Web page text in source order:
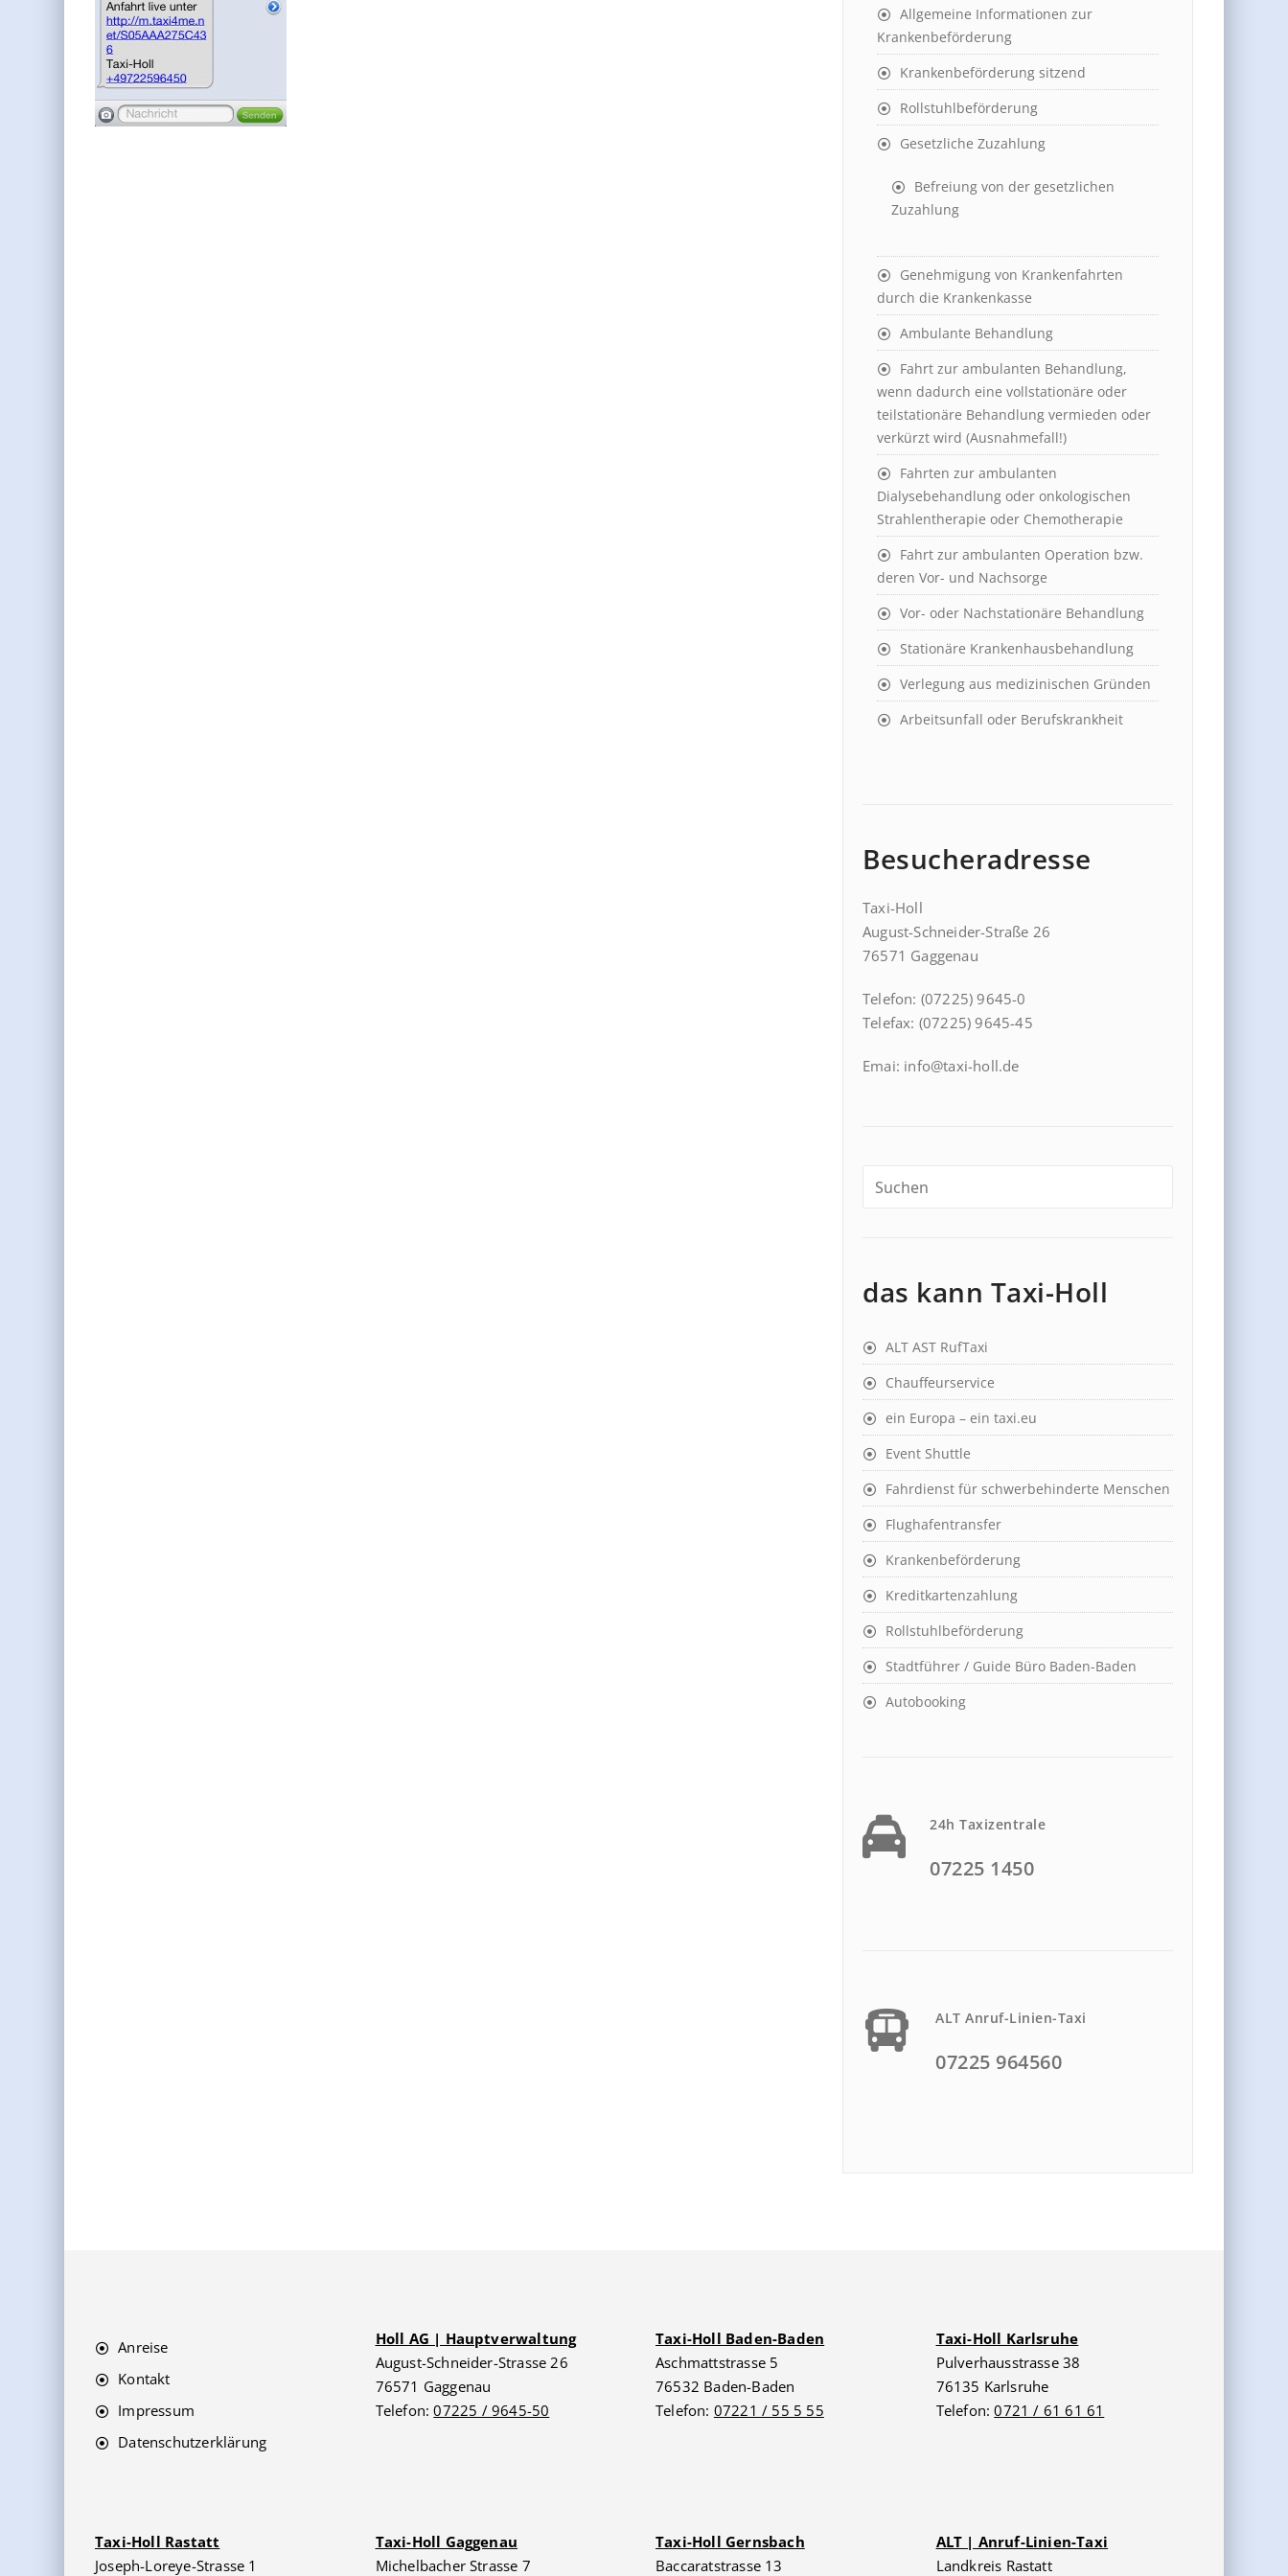
Allgemeine Informationen zur
Krankenbeförderung
Krankenbeförderung sitzend
Rollstuhlbeförderung
Gesetzliche Zuzahlung
Befreiung von der gesetzlichen
Zuzahlung
Genehmigung von Krankenfahrten
durch die Krankenkasse
Ambulante Behandlung
Fahrt zur ambulanten Behandlung,
wenn dadurch eine vollstationäre oder
teilstationäre Behandlung vermieden oder
verkürzt wird (Ausnahmefall!)
Fahrten zur ambulanten
Dialysebehandlung oder onkologischen
Strahlentherapie oder Chemotherapie
Fahrt zur ambulanten Operation bzw.
deren Vor- und Nachsorge
Vor- oder Nachstationäre Behandlung
Stationäre Krankenhausbehandlung
Verlegung aus medizinischen Gründen
Arbeitsunfall oder Berufskrankheit
Besucheradresse
Taxi-Holl
August-Schneider-Straße 26
76571 Gaggenau
Telefon: (07225) 9645-0
Telefax: (07225) 9645-45
Emai: info@taxi-holl.de
das kann Taxi-Holl
ALT AST RufTaxi
Chauffeurservice
ein Europa – ein taxi.eu
Event Shuttle
Fahrdienst für schwerbehinderte Menschen
Flughafentransfer
Krankenbeförderung
Kreditkartenzahlung
Rollstuhlbeförderung
Stadtführer / Guide Büro Baden-Baden
Autobooking
24h Taxizentrale
07225 1450
ALT Anruf-Linien-Taxi
07225 964560
Anreise
Kontakt
Impressum
Datenschutzerklärung
Holl AG | Hauptverwaltung
August-Schneider-Strasse 26
76571 Gaggenau
Telefon:07225 / 9645-50
Taxi-Holl Baden-Baden
Aschmattstrasse 5
76532 Baden-Baden
Telefon: 07221 / 55 5 55
Taxi-Holl Karlsruhe
Pulverhausstrasse 38
76135 Karlsruhe
Telefon:0721 / 61 61 61
Taxi-Holl Rastatt
Joseph-Loreye-Strasse 1
Taxi-Holl Gaggenau
Michelbacher Strasse 7
Taxi-Holl Gernsbach
Baccaratstrasse 13
ALT | Anruf-Linien-Taxi
Landkreis Rastatt